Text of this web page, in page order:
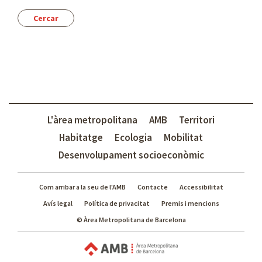
s
L'àrea metropolitana AMB
Territori
Habitatge
Ecologia
Mobilitat
Desenvolupament socioeconòmic
Com arribar a la seu de l'AMB Contacte
Accessibilitat
Avís legal
Política de privacitat
Premis i mencions
© Àrea Metropolitana de Barcelona